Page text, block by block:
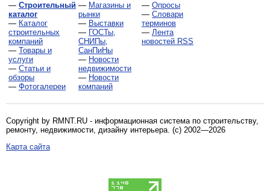
— Строительный
каталог
— Каталог
строительных
компаний
— Товары и
услуги
— Статьи и
обзоры
— Фотогалереи
— Магазины и
рынки
— Выставки
— ГОСТы,
СНИПы,
СанПиНы
— Новости
недвижимости
— Новости
компаний
— Опросы
— Словари
терминов
— Лента
новостей RSS
Copyright by RMNT.RU - информационная система по строительству,
ремонту, недвижимости, дизайну интерьера. (c) 2002—2026
Карта сайта